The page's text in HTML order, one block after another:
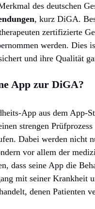
des deutschen
, kurz DiGA.
zertifizierte
werden.
und ihre Qualität
App zur DiGA?
App aus dem App-
strengen Prüfprozess
Dabei werden nicht
vor allem der
dass seine App die
mit seiner Krankheit
denen Patienten